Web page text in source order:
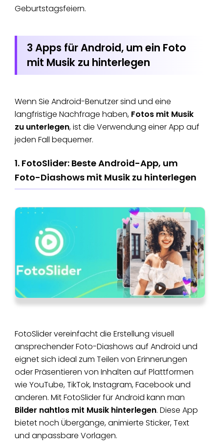
Geburtstagsfeiern.
3 Apps für Android, um ein Foto
mit Musik zu hinterlegen
Wenn Sie Android-Benutzer sind und eine
langfristige Nachfrage haben, Fotos mit Musik
zu unterlegen, ist die Verwendung einer App auf
jeden Fall bequemer.
1. FotoSlider: Beste Android-App, um
Foto-Diashows mit Musik zu hinterlegen
FotoSlider vereinfacht die Erstellung visuell
ansprechender Foto-Diashows auf Android und
eignet sich ideal zum Teilen von Erinnerungen
oder Präsentieren von Inhalten auf Plattformen
wie YouTube, TikTok, Instagram, Facebook und
anderen. Mit FotoSlider für Android kann man
Bilder nahtlos mit Musik hinterlegen. Diese App
bietet noch Übergänge, animierte Sticker, Text
und anpassbare Vorlagen.